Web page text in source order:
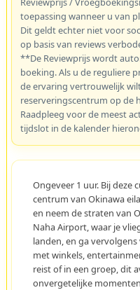
toepassing wanneer u van
Dit geldt echter niet voor
op basis van reviews
**De Reviewprijs wordt
boeking. Als u de reguliere
de ervaring vertrouwelijk
reserveringscentrum op de
Raadpleeg voor de meest
tijdslot in de kalender
Ongeveer 1 uur. Bij deze
centrum van Okinawa
en neem de straten van
Naha Airport, waar je
landen, en ga
met winkels,
reist of in een groep, dit
onvergetelijke